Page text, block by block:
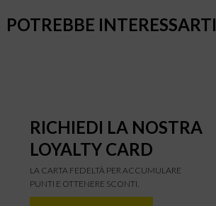
POTREBBE INTERESSARTI
RICHIEDI LA NOSTRA
LOYALTY CARD
LA CARTA FEDELTÀ PER ACCUMULARE
PUNTI E OTTENERE SCONTI.